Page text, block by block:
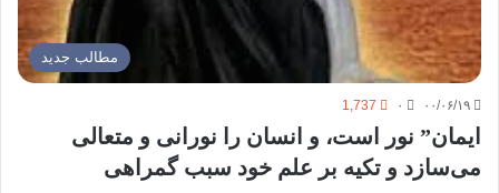
مطالب جدید
۰۰/۰۶/۱۹ ۰ 1,737
ایمان” نور است، و انسان را نورانی و متعالی
می‌سازد و تکیه بر علم خود سبب گمراهی